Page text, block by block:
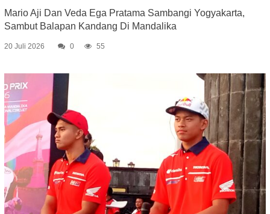
Mario Aji Dan Veda Ega Pratama Sambangi Yogyakarta,
Sambut Balapan Kandang Di Mandalika
20 Juli 2026 0 55